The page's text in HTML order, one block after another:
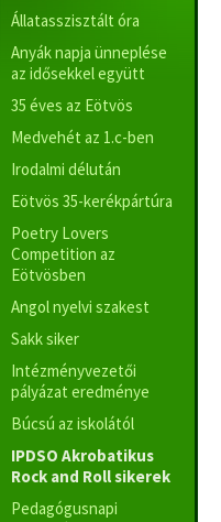
Állatasszisztált óra
Anyák napja ünneplése
az idősekkel együtt
35 éves az Eötvös
Medvehét az 1.c-ben
Irodalmi délután
Eötvös 35-kerékpártúra
Poetry Lovers
Competition az
Eötvösben
Angol nyelvi szakest
Sakk siker
Intézményvezetői
pályázat eredménye
Búcsú az iskolától
IPDSO Akrobatikus
Rock and Roll sikerek
Pedagógusnapi